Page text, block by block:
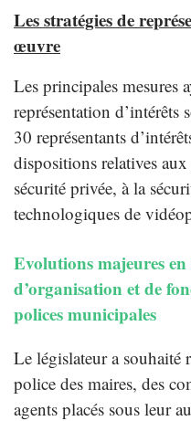
Les stratégies de
œuvre
Les principales mesures
représentation d’intérêts
30 représentants
dispositions relatives
sécurité privée, à la
technologiques de
Evolutions majeures
d’organisation et de
polices municipales
Le législateur a souhaité
police des maires, des
agents placés sous leur